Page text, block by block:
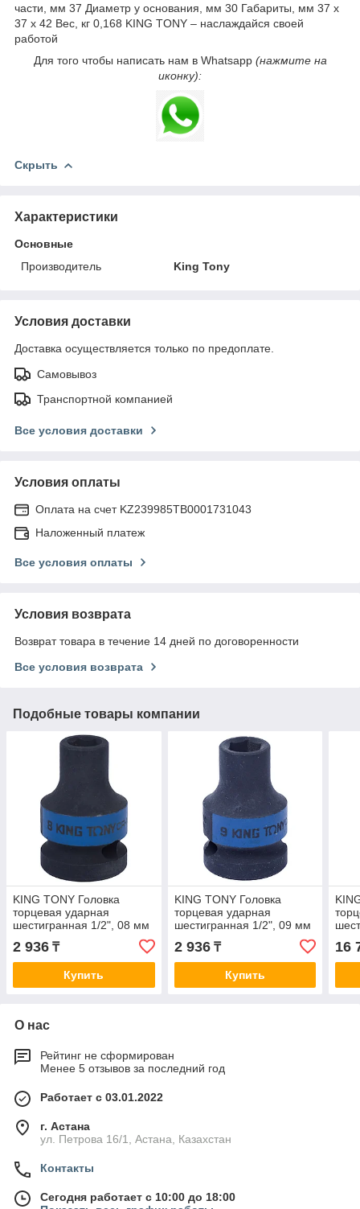
части, мм 37 Диаметр у основания, мм 30 Габариты, мм 37 х
37 х 42 Вес, кг 0,168 KING TONY – наслаждайся своей
работой
Для того чтобы написать нам в Whatsapp (нажмите на
иконку):
Скрыть
Характеристики
Основные
Производитель
King Tony
Условия доставки
Доставка осуществляется только по предоплате.
Самовывоз
Транспортной компанией
Все условия доставки
Условия оплаты
Оплата на счет KZ239985TB0001731043
Наложенный платеж
Все условия оплаты
Условия возврата
Возврат товара в течение 14 дней по договоренности
Все условия возврата
Подобные товары компании
KING TONY Головка
торцевая ударная
шестигранная 1/2", 08 мм
2 936 ₸
Купить
KING TONY Головка
торцевая ударная
шестигранная 1/2", 09 мм
2 936₸
Купить
16
О нас
Рейтинг не сформирован
Менее 5 отзывов за последний год
Работает с 03.01.2022
г. Астана
ул. Петрова 16/1, Астана, Казахстан
Контакты
Сегодня работает с 10:00 до 18:00